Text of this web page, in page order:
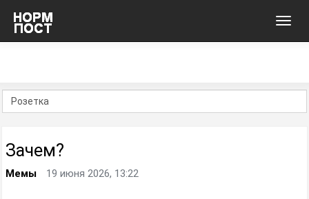
Зачем?
Мемы 19 июня 2026, 13:22